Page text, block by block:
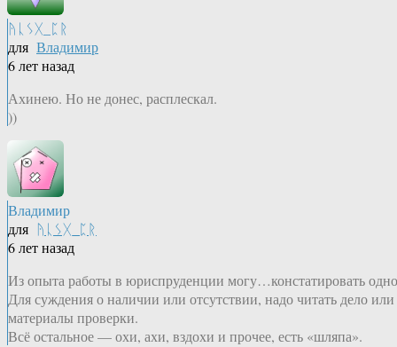
ᚤᚳᛊᚷ_ᛈᚱ
для Владимир
6 лет назад
Ахинею. Но не донес, расплескал.
))
Владимир
для ᚤᚳᛊᚷ_ᛈᚱ
6 лет назад
Из опыта работы в юриспруденции могу…констатировать
Для суждения о наличии или отсутствии, надо читать дело или
материалы проверки.
Всё остальное — охи, ахи, вздохи и прочее, есть «шляпа».